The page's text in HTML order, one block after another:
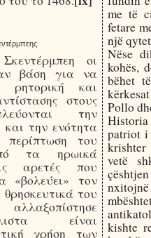
οι
βάση για να
ρητορική και
στους
την
την ενότητα
του
τα ηρωικά
αρετές που
«βολεύει» τον
του
είναι
χρήση των
me të
fetare
një
Nëse
kohës,
bëhet
Pollo
patriot
krishter
vetë
kishte